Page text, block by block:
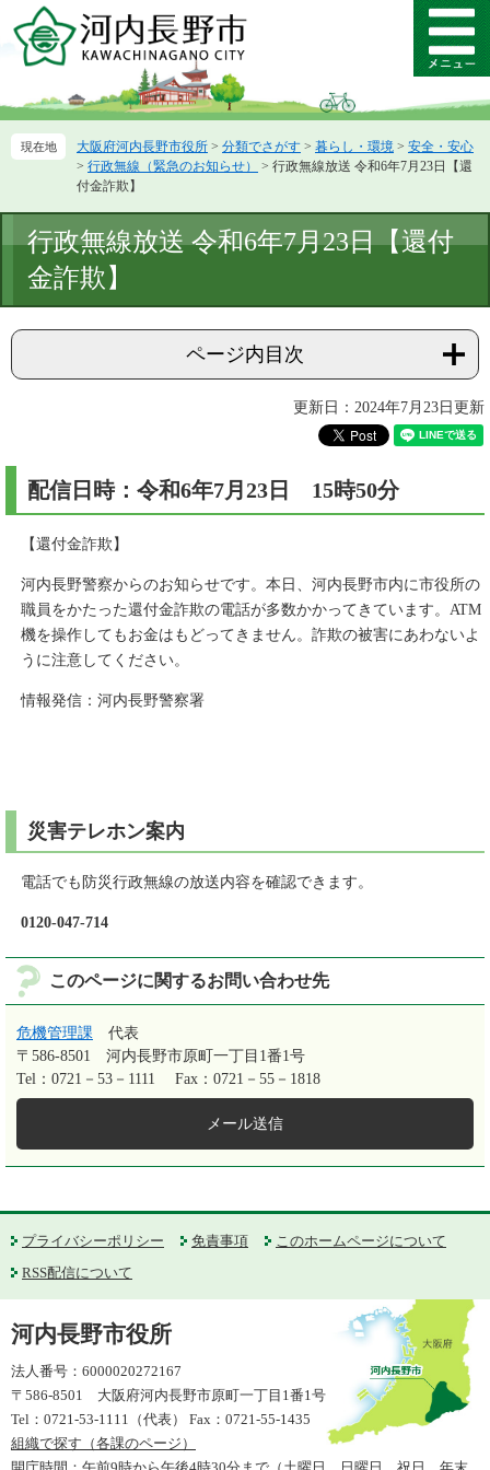
ー
先
ニ
を
本
文
メ
ニ
ー
大阪府河内長野市役所 > 分類でさがす > 暮らし・環境 > 安全・安心
> 行政無線（緊急のお知らせ） > 行政無線放送 令和6年7月23日【還
付金詐欺】
文
行政無線放送 令和6年7月23日【還付
金詐欺】
ページ内目次
更新日：2024年7月23日更新
配信日時：令和6年7月23日 15時50分
【還付金詐欺】
河内長野警察からのお知らせです。本日、河内長野市内に市役所の
職員をかたった還付金詐欺の電話が多数かかってきています。ATM
機を操作してもお金はもどってきません。詐欺の被害にあわないよ
うに注意してください。
情報発信：河内長野警察署
災害テレホン案内
電話でも防災行政無線の放送内容を確認できます。
0120-047-714
このページに関するお問い合わせ先
危機管理課
代表
〒586-8501
河内長野市原町一丁目1番1号
Tel：0721－53－1111
Fax：0721－55－1818
メール送信
プライバシーポリシー 免責事項
このホームページについて
RSS配信について
河内長野市役所
法人番号：6000020272167
〒586-8501 大阪府河内長野市原町一丁目1番1号
Tel：0721-53-1111（代表） Fax：0721-55-1435
組織で探す（各課のページ）